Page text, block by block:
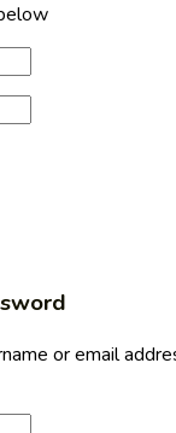
or email